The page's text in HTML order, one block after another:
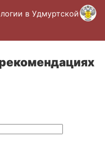
в Удмуртской